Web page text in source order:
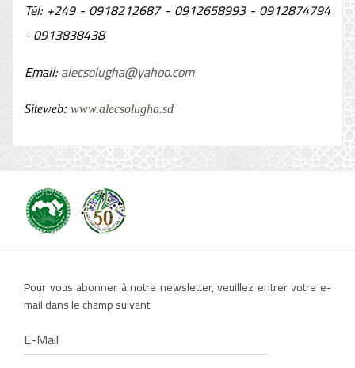
Tél: +249 - 0918212687 - 0912658993 - 0912874794
- 0913838438
Email:alecsolugha@yahoo.com
Siteweb: www.alecsolugha.sd
Pour vous abonner à notre newsletter, veuillez entrer votre e-
mail dans le champ suivant